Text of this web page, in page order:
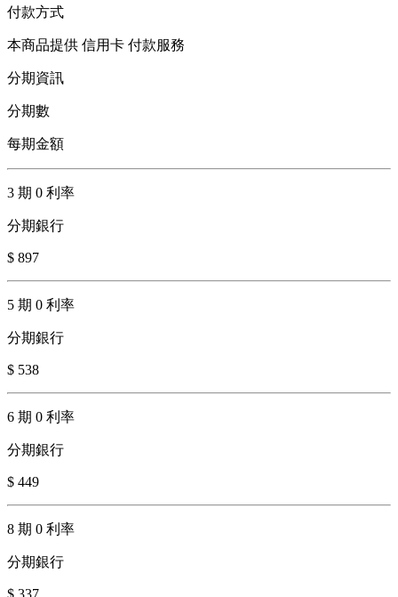
付款方式
本商品提供 信用卡 付款服務
分期資訊
分期數
每期金額
3 期 0 利率
分期銀行
$ 897
5 期 0 利率
分期銀行
$ 538
6 期 0 利率
分期銀行
$ 449
8 期 0 利率
分期銀行
$ 337